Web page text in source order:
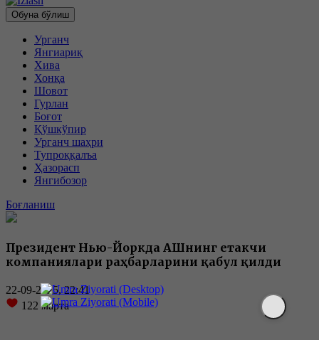
Обуна бўлиш
Урганч
Янгиариқ
Хива
Хонқа
Шовот
Гурлан
Боғот
Қўшкўпир
Урганч шаҳри
Тупроққалъа
Ҳазорасп
Янгибозор
Боғланиш
Президент Нью-Йоркда АҚШнинг етакчи
компаниялари раҳбарларини қабул қилди
22-09-2025, 22:41
122 марта